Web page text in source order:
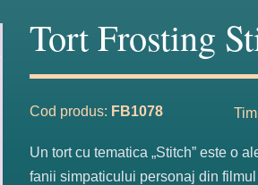
Tort Frosting
Cod produs: FB1078
Un tort cu tematica „Stitch” este o
fanii simpaticului personaj din filmul